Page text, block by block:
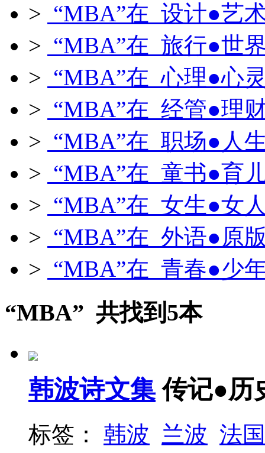
> “MBA”在 设计●艺
> “MBA”在 旅行●世
> “MBA”在 心理●心
> “MBA”在 经管●理
> “MBA”在 职场●人
> “MBA”在 童书●育
> “MBA”在 女生●女
> “MBA”在 外语●原
> “MBA”在 青春●少
“MBA” 共找到5本
韩波诗文集 传记●历
标签： 韩波 兰波 法国